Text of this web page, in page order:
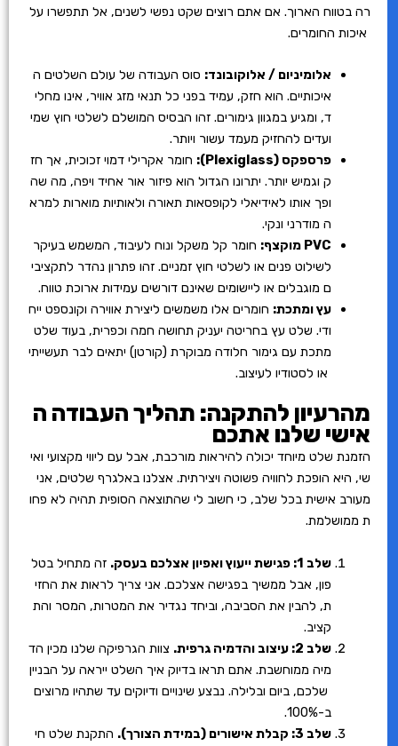
רה בטווח הארוך. אם אתם רוצים שקט נפשי לשנים, אל תתפשרו על
איכות החומרים.
אלומיניום / אלוקובונד:סוס העבודה של עולם השלטים ה
איכותיים. הוא חזק, עמיד בפני כל תנאי מזג אוויר, אינו מחלי
ד, ומגיע במגוון גימורים. זהו הבסיס המושלם לשלטי חוץ שמי
ועדים להחזיק מעמד עשור ויותר.
פרספקס (Plexiglass):
חומר אקרילי דמוי זכוכית, אך חז
ק וגמיש יותר. יתרונו הגדול הוא פיזור אור אחיד ויפה, מה שה
ופך אותו לאידיאלי לקופסאות תאורה ולאותיות מוארות למרא
ה מודרני ונקי.
PVC מוקצף:
חומר קל משקל ונוח לעיבוד, המשמש בעיקר
לשילוט פנים או לשלטי חוץ זמניים. זהו פתרון נהדר לתקציבי
ם מוגבלים או ליישומים שאינם דורשים עמידות ארוכת טווח.
עץ ומתכת:חומרים אלו משמשים ליצירת אווירה וקונספט ייח
ודי. שלט עץ בחריטה יעניק תחושה חמה וכפרית, בעוד שלט
מתכת עם גימור חלודה מבוקרת (קורטן) יתאים לבר תעשייתי
או לסטודיו לעיצוב.
מהרעיון להתקנה: תהליך העבודה ה
אישי שלנו אתכם
הזמנת שלט מיוחד יכולה להיראות מורכבת, אבל עם ליווי מקצועי ואי
שי, היא הופכת לחוויה פשוטה ויצירתית. אצלנו באלגרף שלטים, אני
מעורב אישית בכל שלב, כי חשוב לי שהתוצאה הסופית תהיה לא פחו
ת ממושלמת.
שלב 1: פגישת ייעוץ ואפיון אצלכם בעסק.
זה מתחיל בטל
פון, אבל ממשיך בפגישה אצלכם. אני צריך לראות את החזי
ת, להבין את הסביבה, וביחד נגדיר את המטרות, המסר והת
קציב.
שלב 2: עיצוב והדמיה גרפית.
צוות הגרפיקה שלנו מכין הד
מיה ממוחשבת. אתם תראו בדיוק איך השלט ייראה על הבניין
שלכם, ביום ובלילה. נבצע שינויים ודיוקים עד שתהיו מרוצים
ב-100%.
שלב 3: קבלת אישורים (במידת הצורך).
התקנת שלט חי